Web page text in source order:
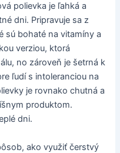
polievka je ľahká a
dni. Pripravuje sa z
sú bohaté na vitamíny a
verziou, ktorá
no zároveň je šetrná k
ľudí s intoleranciou na
je rovnako chutná a
produktom.
dni.
ako využiť čerstvý